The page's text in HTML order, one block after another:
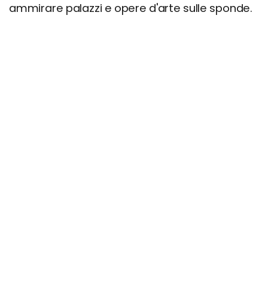
ammirare palazzi e opere d'arte sulle sponde.